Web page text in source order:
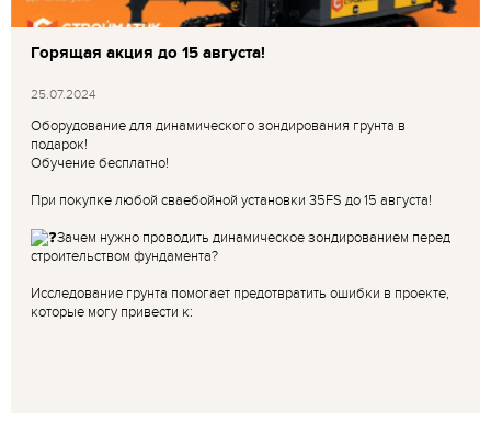
Горящая акция до 15 августа!
25.07.2024
Оборудование для динамического зондирования грунта в
подарок!
Обучение бесплатно!
При покупке любой сваебойной установки 35FS до 15 августа!
Зачем нужно проводить динамическое зондированием перед
строительством фундамента?
Исследование грунта помогает предотвратить ошибки в проекте,
которые могу привести к: